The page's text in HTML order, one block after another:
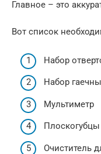
Главное – это
Вот список
Набор
Набор
Мультиметр
Плоскогубцы
Очиститель